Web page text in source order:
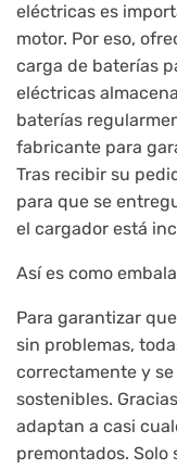
eléctricas es
motor. Por eso,
carga de baterías
eléctricas
baterías
fabricante para
Tras recibir su
para que se
el cargador está
Así es como
Para garantizar
sin problemas,
correctamente y
sostenibles.
adaptan a casi
premontados. Solo